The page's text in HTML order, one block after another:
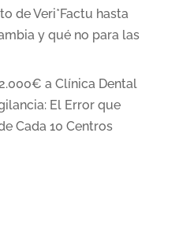
de Veri*Factu hasta
y qué no para las
a Clínica Dental
El Error que
Cada 10 Centros